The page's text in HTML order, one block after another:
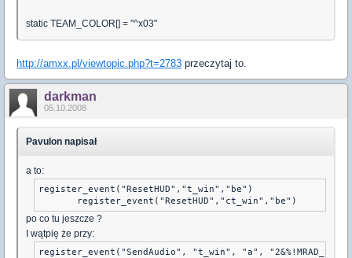
static TEAM_COLOR[] = "^x03"
http://amxx.pl/viewtopic.php?t=2783 przeczytaj to.
darkman
05.10.2008
Pavulon napisał
a to:
register_event("ResetHUD","t_win","be")
       register_event("ResetHUD","ct_win","be")
po co tu jeszcze ?
I wątpię że przy:
register_event("SendAudio", "t_win", "a",